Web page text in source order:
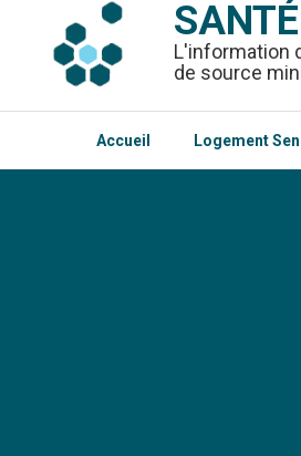
L'information
de source
Accueil Logement